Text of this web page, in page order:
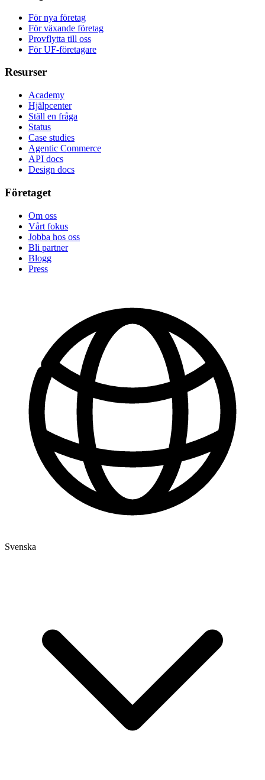
För nya företag
För växande företag
Provflytta till oss
För UF-företagare
Resurser
Academy
Hjälpcenter
Ställ en fråga
Status
Case studies
Agentic Commerce
API docs
Design docs
Företaget
Om oss
Vårt fokus
Jobba hos oss
Bli partner
Blogg
Press
Svenska